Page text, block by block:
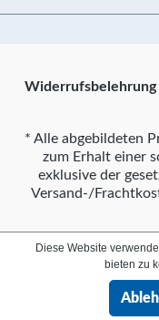
Widerrufsbelehrung
* Alle abgebildeten
zum Erhalt einer
exklusive der
Versand-/
Diese Website
bieten zu